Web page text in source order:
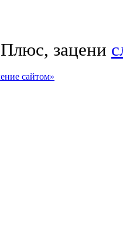
Плюс, зацени
сайтом»